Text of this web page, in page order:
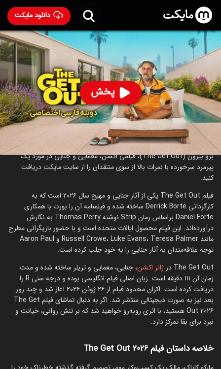
دانلود مایکت
پخش
فیلم خروج با دوبله فارسی
۱۳ 100% ۵.۵
ساخت آمریکا سال 2026
رده سنی ۱۸+
اکشن
درباره فیلم خروج
برو بیرون (The Get Out)، فیلمی اکشن، معمایی و جنایی در مورد یک
پیرمرد سرخورده با نمرات بالا از سوی منتقدان را از سایت مایکت دریافت
کنید.
فیلم The Get Out یکی از آثار جنایی و مهیج سال ۲۰۲۶ است که به
کارگردانی Derrick Borte ساخته شده و فیلمنامه آن را بورت با همکاری
Daniel Forte براساس رمان Strip نوشته Thomas Perry به نگارش
درآورده‌اند. این فیلم محصول ایالات متحده است و با حضور بازیگرانی مطرح
مانند Russell Crowe، Luke Evans، Teresa Palmer و Aaron Paul
توجه علاقه‌مندان به آثار جنایی را به خود جلب کرده است.
The Get Out در
ژانر اکشن، جنایی، معمایی و تریلر ساخته شده و مدت
زمان آن ۱۱۱ دقیقه است. زبان اصلی فیلم انگلیسی بوده و درجه سنی R را
دریافت کرده است. اکران محدود فیلم از ۲۶ ژوئن ۲۰۲۶ آغاز شد و چند روز
بعد نیز به صورت دیجیتالی منتشر شد. اگر به دنبال تماشای فیلم The Get
Out 2026 هستید، با اثری روبه‌رو خواهید شد که بر تنش روانی، خیانت و
نبرد برای بقا تمرکز دارد.
خلاصه داستان فیلم The Get Out 2026